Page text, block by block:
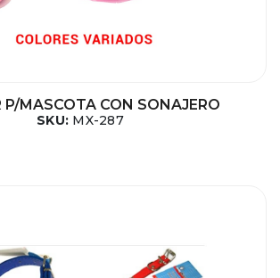
P/MASCOTA CON SONAJERO
SKU: MX-287